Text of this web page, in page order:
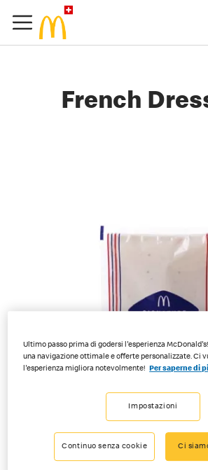
French
Ultimo passo prima di godersi l'esperienza
una navigazione ottimale e offerte personalizzate. Ci
l'esperienza migliora notevolmente! Per saperne di
Impostazioni
Continuo senza cookie Ci